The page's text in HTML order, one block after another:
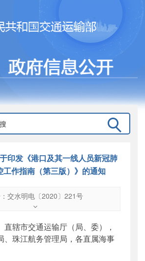
印发《港口及其一线人员新冠肺
工作指南（第三版）》的通知
交水明电〔2020〕221号
交水明电〔2020〕221号
年07月22日
港口;一线人员;疫情防控;工作指南
直辖市交通运输厅（局、委），
、珠江航务管理局，各直属海事